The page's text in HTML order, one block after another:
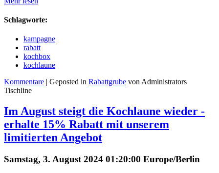
Schlagworte:
kampagne
rabatt
kochbox
kochlaune
Kommentare | Geposted in Rabattgrube von Administrators
Tischline
Im August steigt die Kochlaune wieder -
erhalte 15% Rabatt mit unserem
limitierten Angebot
Samstag, 3. August 2024 01:20:00 Europe/Berlin